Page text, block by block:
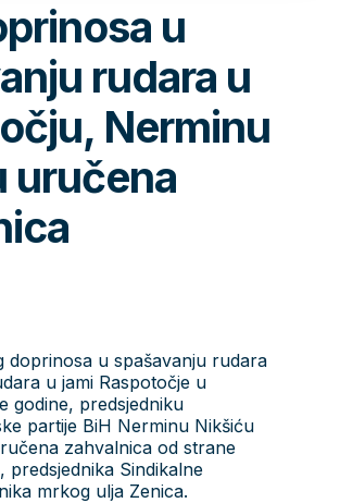
u
rudara u
Nerminu
uručena
doprinosa u spašavanju rudara
u jami Raspotočje u
godine, predsjedniku
partije BiH Nerminu Nikšiću
zahvalnica od strane
predsjednika Sindikalne
mrkog ulja Zenica.